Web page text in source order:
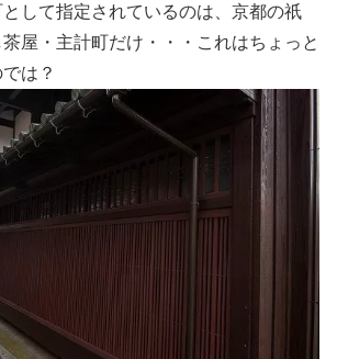
して指定されているのは、京都の祇
屋・主計町だけ・・・これはちょっと
は？